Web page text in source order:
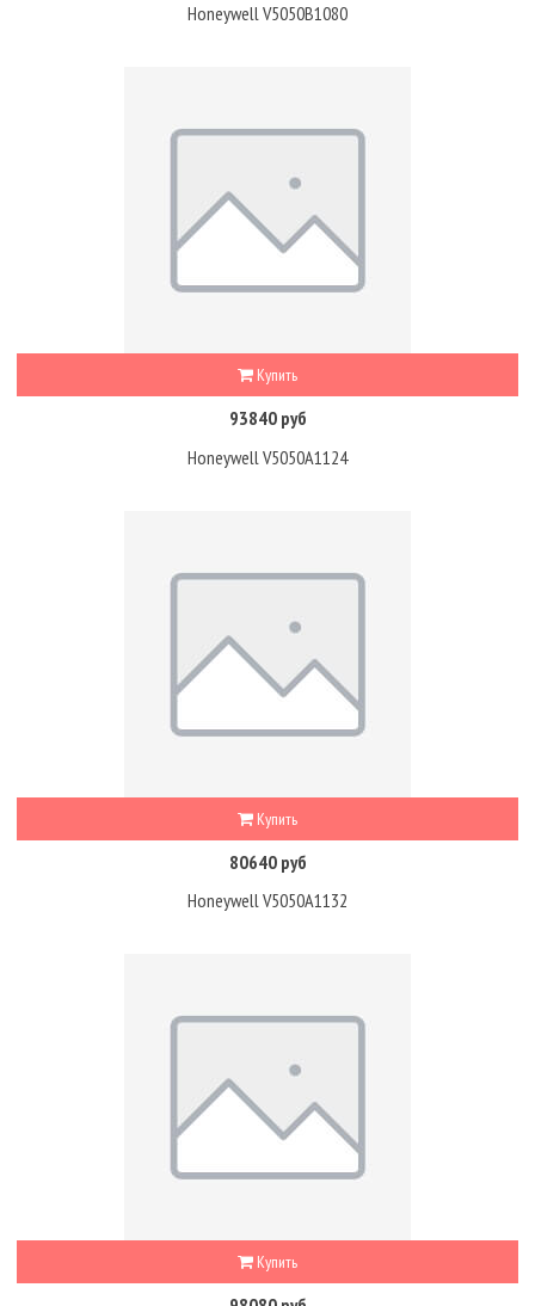
Honeywell V5050B1080
Купить
93840 руб
Honeywell V5050A1124
Купить
80640 руб
Honeywell V5050A1132
Купить